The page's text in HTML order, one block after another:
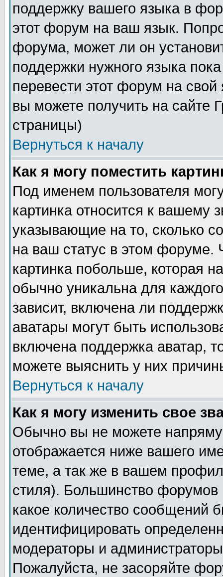
поддержку вашего языка в
этот форум на ваш язык.
форума, может ли он
поддержки нужного языка
перевести этот форум на
вы можете получить на сайте
страницы)
Вернуться к началу
Как я могу поместить
Под именем пользователя
картинка относится к вашему
указывающие на то, сколько
на ваш статус в этом форуме.
картинка побольше, которая
обычно уникальна для
зависит, включена ли
аватары могут быть
включена поддержка аватар,
можете выяснить у них
Вернуться к началу
Как я могу изменить свое
Обычно вы не можете
отображается ниже вашего
теме, а так же в вашем
стиля). Большинство форумов
какое количество сообщений
идентифицировать
модераторы и
Пожалуйста, не засоряйте